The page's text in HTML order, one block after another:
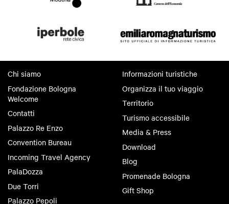
Chi siamo
Fondazione Bologna
Welcome
Contatti
Palazzo Re Enzo
Convention Bureau
Incoming Travel Agency
PalaDozza
Due Torri
Palazzo Pepoli
Informazioni turistiche
Organizza il tuo viaggio
Territorio
Turismo accessibile
Media & Press
Download
Blog
Promenade Bologna
Gift Shop